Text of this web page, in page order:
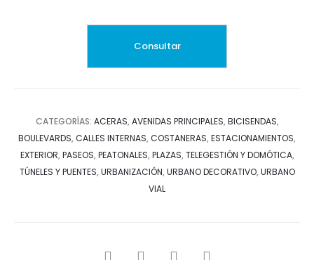
CATEGORÍAS: ACERAS, AVENIDAS PRINCIPALES, BICISENDAS,
BOULEVARDS, CALLES INTERNAS, COSTANERAS, ESTACIONAMIENTOS,
EXTERIOR, PASEOS, PEATONALES, PLAZAS, TELEGESTIÓN Y DOMÓTICA,
TÚNELES Y PUENTES, URBANIZACIÓN, URBANO DECORATIVO, URBANO
VIAL
SHARE